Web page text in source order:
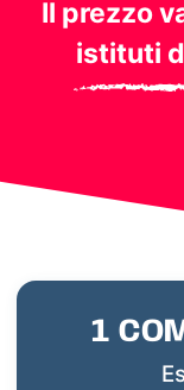
Il prezzo
istituti
1